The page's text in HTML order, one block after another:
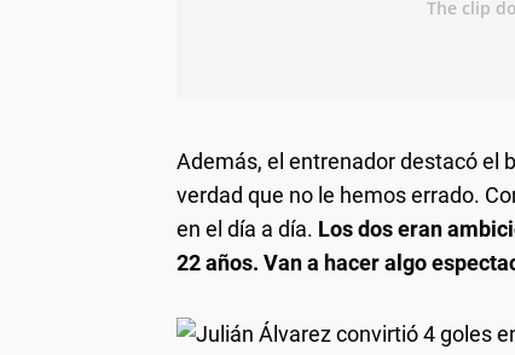
Además, el entrenador destacó el
verdad que no le hemos errado.
en el día a día. Los dos eran
22 años. Van a hacer algo